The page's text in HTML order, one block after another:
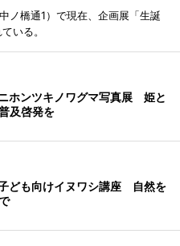
ノ橋通1）で現在、企画展「生誕
いる。
ホンツキノワグマ写真展 姫と
及啓発を
ども向けイヌワシ講座 自然を